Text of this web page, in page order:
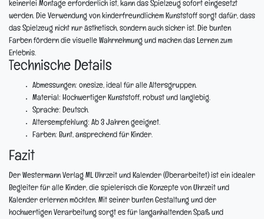
keinerlei Montage erforderlich ist, kann das Spielzeug sofort eingesetzt
werden. Die Verwendung von kinderfreundlichem Kunststoff sorgt dafür, dass
das Spielzeug nicht nur ästhetisch, sondern auch sicher ist. Die bunten
Farben fördern die visuelle Wahrnehmung und machen das Lernen zum
Erlebnis.
Technische Details
Abmessungen: onesize, ideal für alle Altersgruppen.
Material: Hochwertiger Kunststoff, robust und langlebig.
Sprache: Deutsch.
Altersempfehlung: Ab 3 Jahren geeignet.
Farben: Bunt, ansprechend für Kinder.
Fazit
Der Westermann Verlag ML Uhrzeit und Kalender (Überarbeitet) ist ein idealer
Begleiter für alle Kinder, die spielerisch die Konzepte von Uhrzeit und
Kalender erlernen möchten. Mit seiner bunten Gestaltung und der
hochwertigen Verarbeitung sorgt es für langanhaltenden Spaß und